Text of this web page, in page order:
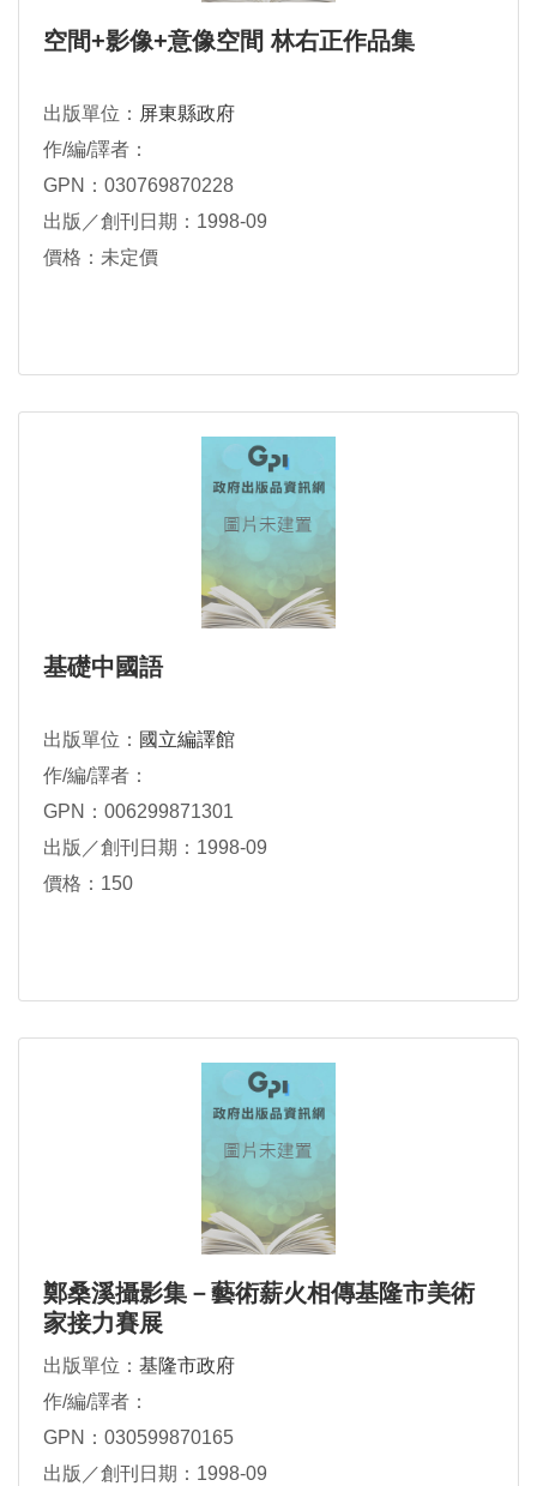
空間+影像+意像空間 林右正作品集
出版單位： 屏東縣政府
作/編/譯者：
GPN：030769870228
出版／創刊日期：1998-09
價格：未定價
基礎中國語
出版單位： 國立編譯館
作/編/譯者：
GPN：006299871301
出版／創刊日期：1998-09
價格：150
鄭桑溪攝影集－藝術薪火相傳基隆市美術
家接力賽展
出版單位： 基隆市政府
作/編/譯者：
GPN：030599870165
出版／創刊日期：1998-09